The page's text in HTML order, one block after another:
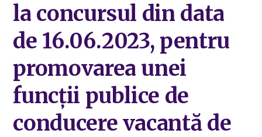
la concursul din data
de 16.06.2023, pentru
promovarea unei
funcții publice de
conducere vacantă de